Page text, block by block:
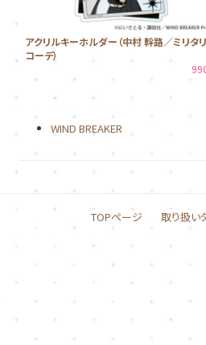
アクリルキーホルダー（中村 幹路／ミリタ
コーデ）
WIND BREAKER
TOPページ 取り扱い